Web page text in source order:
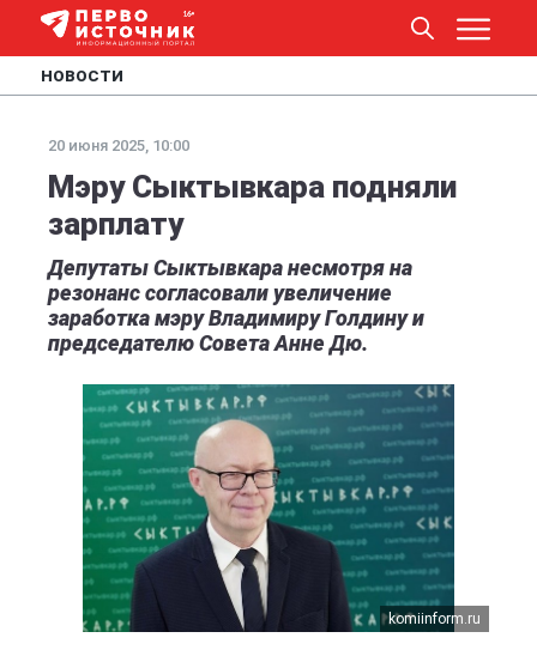
НОВОСТИ
20 июня 2025, 10:00
Мэру Сыктывкара подняли
зарплату
Депутаты Сыктывкара несмотря на
резонанс согласовали увеличение
заработка мэру Владимиру Голдину и
председателю Совета Анне Дю.
komiinform.ru